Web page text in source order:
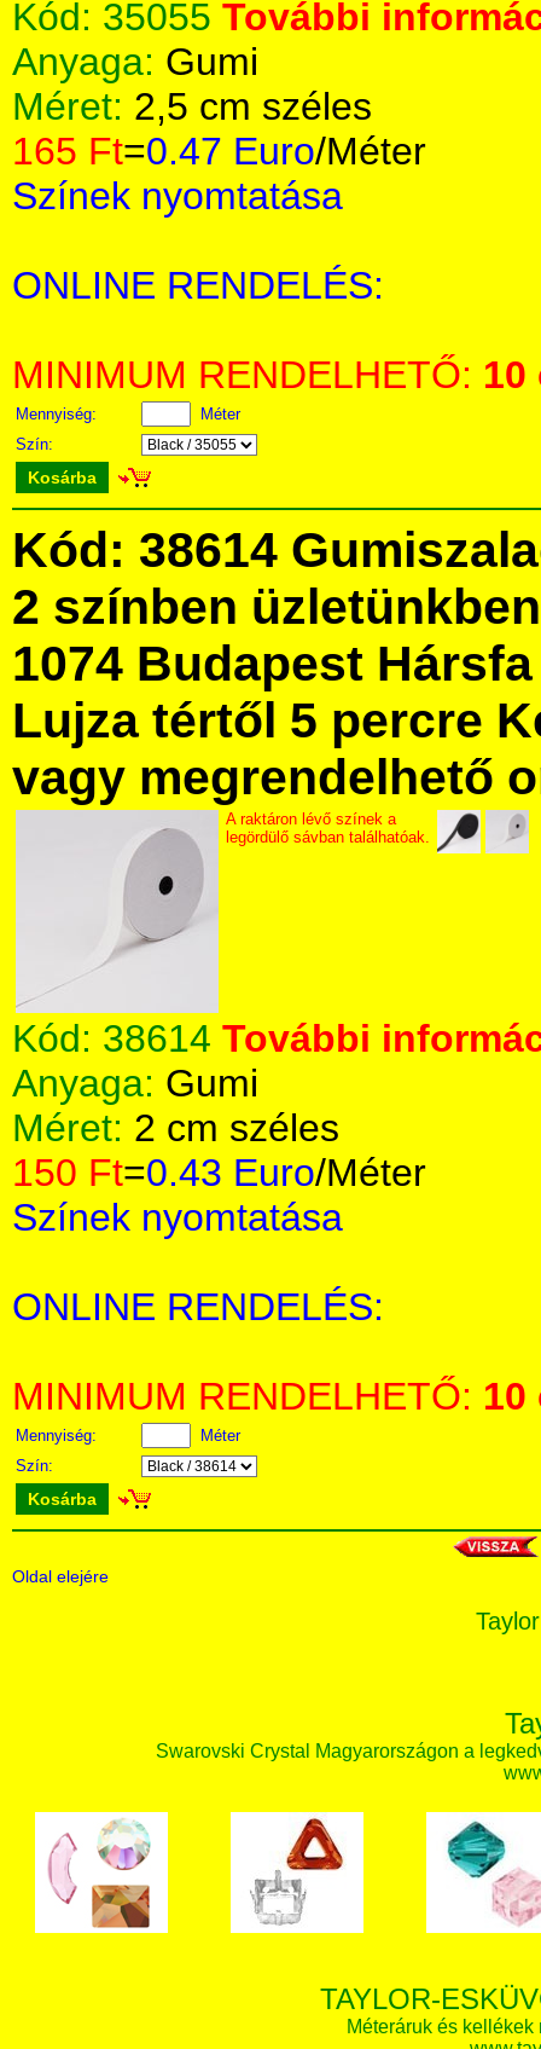
Kód: 35055 További
Anyaga: Gumi
Méret: 2,5 cm széles
165 Ft=0.47 Euro/Méter
Színek nyomtatása
ONLINE RENDELÉS:
MINIMUM RENDELHETŐ: 10
Mennyiség:
Méter
Szín:
Kosárba
Kód: 38614
2 színben
1074 Budapest
Lujza tértől 5 percre
vagy megrendelhető
A raktáron lévő színek a
legördülő sávban találhatóak.
Kód: 38614 További
Anyaga: Gumi
Méret: 2 cm széles
150 Ft=0.43 Euro/Méter
Színek nyomtatása
ONLINE RENDELÉS:
MINIMUM RENDELHETŐ: 10
Mennyiség:
Méter
Szín:
Kosárba
Oldal elejére
Swarovski Crystal Magyarországon a
TAYLOR-
Méteráruk és